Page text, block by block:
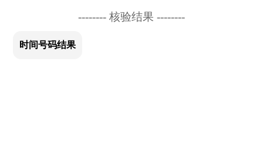
-------- 核验结果 --------
时间号码结果